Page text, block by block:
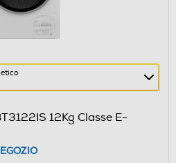
12Kg Classe E-